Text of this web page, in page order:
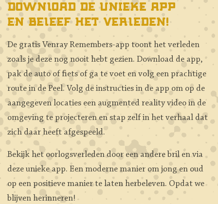
Download de unieke app
en beleef het verleden!
De gratis Venray Remembers-app toont het verleden
zoals je deze nog nooit hebt gezien. Download de app,
pak de auto of fiets of ga te voet en volg een prachtige
route in de Peel. Volg de instructies in de app om op de
aangegeven locaties een augmented reality video in de
omgeving te projecteren en stap zelf in het verhaal dat
zich daar heeft afgespeeld.
Bekijk het oorlogsverleden door een andere bril en via
deze unieke app. Een moderne manier om jong en oud
op een positieve manier te laten herbeleven. Opdat we
blijven herinneren!